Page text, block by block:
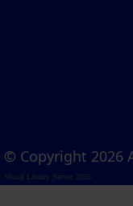
© Copyright 2026
Visual Library Server 2026